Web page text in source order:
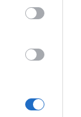
– Απειλή